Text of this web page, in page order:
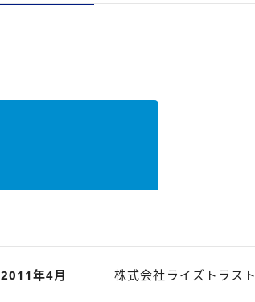
2011年4月 株式会社ライズトラス